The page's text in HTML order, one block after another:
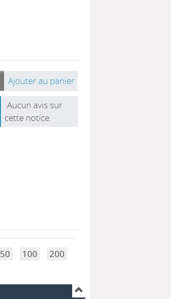
Ajouter au panier
Aucun avis sur
cette notice.
50 100 200